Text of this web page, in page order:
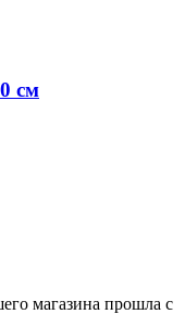
см
магазина прошла с